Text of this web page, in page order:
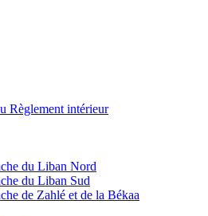
Règlement intérieur
du Liban Nord
du Liban Sud
de Zahlé et de la Békaa